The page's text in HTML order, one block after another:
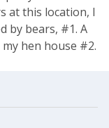
at this location, I
by bears, #1. A
hen house #2.